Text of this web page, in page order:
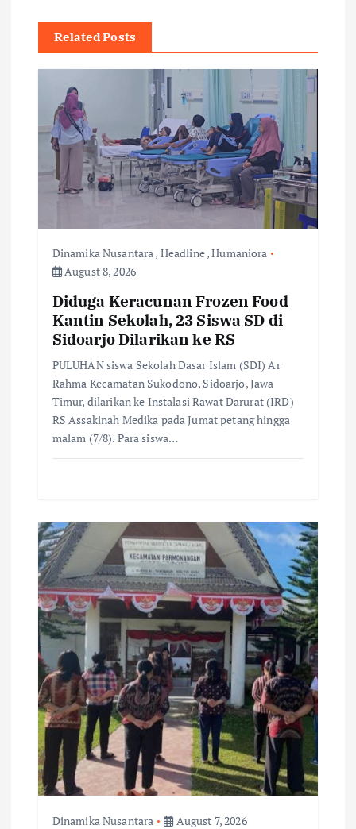
a
v
g
a
Related Posts
Dinamika Nusantara, Headline,Humaniora
August 8, 2026
Diduga Keracunan Frozen Food
Kantin Sekolah, 23 Siswa SD di
Sidoarjo Dilarikan ke RS
PULUHAN siswa Sekolah Dasar Islam (SDI) Ar
Rahma Kecamatan Sukodono, Sidoarjo, Jawa
Timur, dilarikan ke Instalasi Rawat Darurat (IRD)
RS Assakinah Medika pada Jumat petang hingga
malam (7/8). Para siswa…
Dinamika Nusantara August 7, 2026